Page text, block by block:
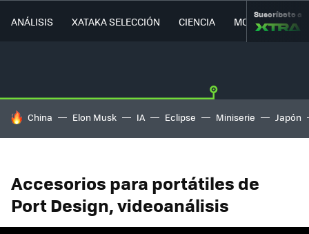
ANÁLISIS XATAKA SELECCIÓN CIENCIA MOVILIDAD
Suscríbete a
HOY SE HABLA DE
China Elon Musk IA Eclipse Miniserie Japón
Accesorios para portátiles de
Port Design, videoanálisis